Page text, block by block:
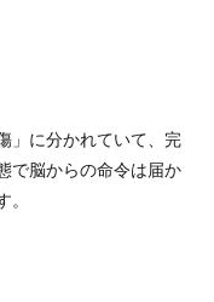
」に分かれていて、完
で脳からの命令は届か